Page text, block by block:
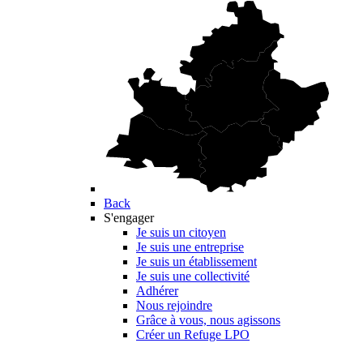
Back
S'engager
Je suis un citoyen
Je suis une entreprise
Je suis un établissement
Je suis une collectivité
Adhérer
Nous rejoindre
Grâce à vous, nous agissons
Créer un Refuge LPO